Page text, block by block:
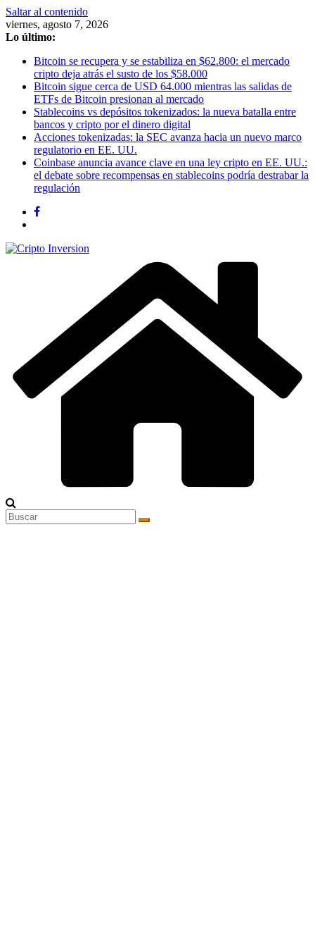
Saltar al contenido
viernes, agosto 7, 2026
Lo último:
Bitcoin se recupera y se estabiliza en $62.800: el mercado
cripto deja atrás el susto de los $58.000
Bitcoin sigue cerca de USD 64.000 mientras las salidas de
ETFs de Bitcoin presionan al mercado
Stablecoins vs depósitos tokenizados: la nueva batalla entre
bancos y cripto por el dinero digital
Acciones tokenizadas: la SEC avanza hacia un nuevo marco
regulatorio en EE. UU.
Coinbase anuncia avance clave en una ley cripto en EE. UU.:
el debate sobre recompensas en stablecoins podría destrabar la
regulación